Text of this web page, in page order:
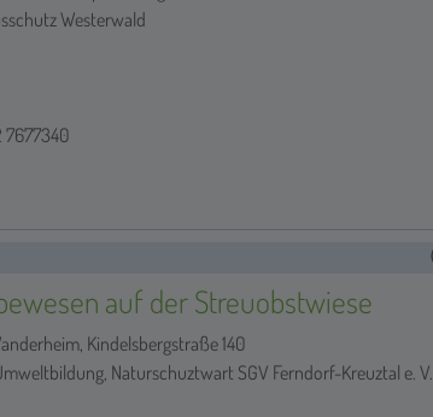
Westerwald
7677340
auf der Streuobstwiese
Kindelsbergstraße 140
Naturschuztwart SGV Ferndorf-Kreuztal e. V.